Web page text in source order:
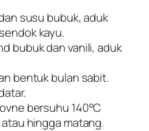
susu bubuk, aduk
kayu.
bubuk dan vanili, aduk
bentuk bulan sabit.
bersuhu 140°C
hingga matang.